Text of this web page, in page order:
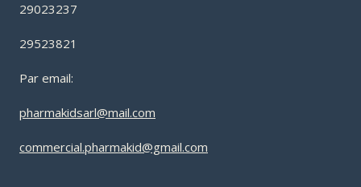
29023237
29523821
Par email:
pharmakidsarl@mail.com
commercial.pharmakid@gmail.com